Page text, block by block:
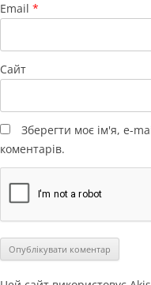
Email *
Сайт
Зберегти моє ім'я, e-
коментарів.